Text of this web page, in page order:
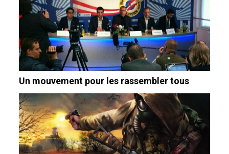
Un mouvement pour les rassembler tous